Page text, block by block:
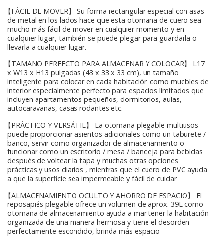
【FÁCIL DE MOVER】 Su forma rectangular especial con asas
de metal en los lados hace que esta otomana de cuero sea
mucho más fácil de mover en cualquier momento y en
cualquier lugar, también se puede plegar para guardarla o
llevarla a cualquier lugar.
【TAMAÑO PERFECTO PARA ALMACENAR Y COLOCAR】 L17
x W13 x H13 pulgadas (43 x 33 x 33 cm), un tamaño
inteligente para colocar en cada habitación como muebles de
interior especialmente perfecto para espacios limitados que
incluyen apartamentos pequeños, dormitorios, aulas,
autocaravanas, casas rodantes etc.
【PRÁCTICO Y VERSÁTIL】 La otomana plegable multiusos
puede proporcionar asientos adicionales como un taburete /
banco, servir como organizador de almacenamiento o
funcionar como un escritorio / mesa / bandeja para bebidas
después de voltear la tapa y muchas otras opciones
prácticas y usos diarios , mientras que el cuero de PVC ayuda
a que la superficie sea impermeable y fácil de cuidar
【ALMACENAMIENTO OCULTO Y AHORRO DE ESPACIO】 El
reposapiés plegable ofrece un volumen de aprox. 39L como
otomana de almacenamiento ayuda a mantener la habitación
organizada de una manera hermosa y tiene el desorden
perfectamente escondido, brinda más espacio